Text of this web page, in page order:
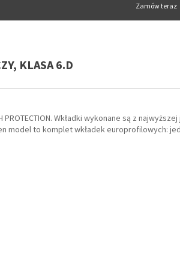
Zamów teraz
KLASA 6.D
Wkładki wykonane są z najwyższej
model to komplet wkładek europrofilowych: